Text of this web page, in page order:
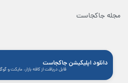
مجله جاکجاست
دانلود اپلیکیشن جاکجاست
قابل دریافت از کافه بازار، مایکت و